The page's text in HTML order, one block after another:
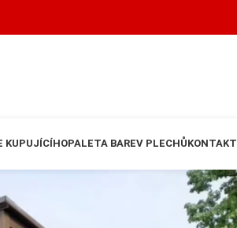
KUPUJÍCÍHOPALETA BAREV PLECHŮKONTAKT